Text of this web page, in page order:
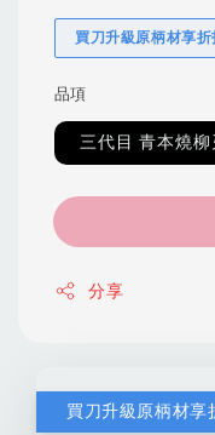
買刀升級原柄材享
品項
三代目 青本燒
分享
買刀升級原柄材享